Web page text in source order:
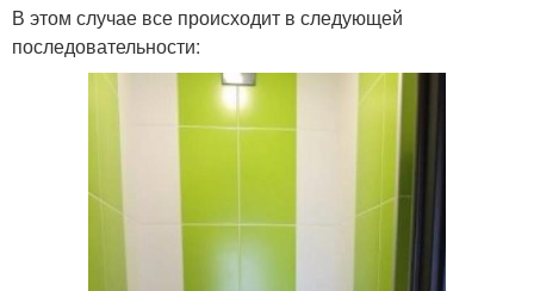
В этом случае все происходит в следующей
последовательности: